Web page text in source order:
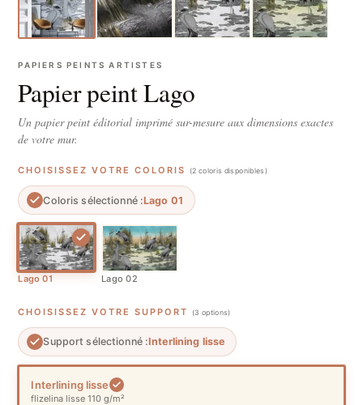
PAPIERS PEINTS ARTISTES
Papier peint Lago
Un papier peint éditorial imprimé sur-mesure aux dimensions exactes
de votre mur.
CHOISISSEZ VOTRE COLORIS (2 coloris disponibles)
Coloris sélectionné :Lago 01
Lago 01 Lago 02
CHOISISSEZ VOTRE SUPPORT (3 options)
Support sélectionné :Interlining lisse
Interlining lisse
flizelina lisse 110 g/m²